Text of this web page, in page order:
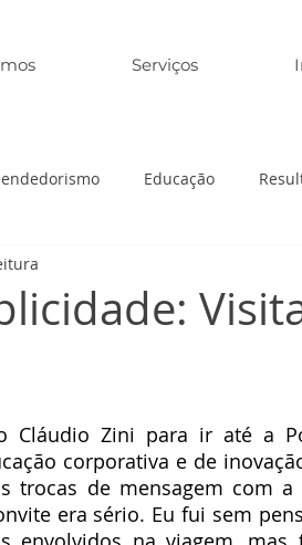
Serviços
Educação
Cláudio Zini para ir até a
corporativa e de
trocas de mensagem com
era sério. Eu fui sem